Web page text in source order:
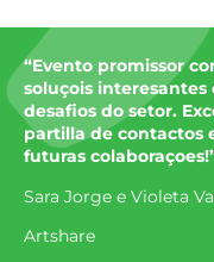
“Evento promissor
soluçois
desafios do setor.
partilla de contactos
futuras
Sara Jorge e Violeta
Artshare